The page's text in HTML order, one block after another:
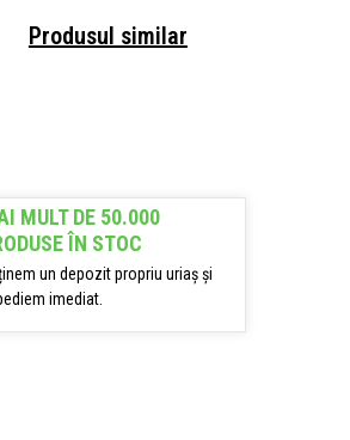
Produsul similar
MULT DE 50.000
ÎN STOC
un depozit propriu uriaș și
imediat.